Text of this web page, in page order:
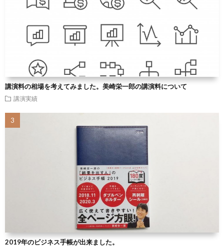
講演料の相場を考えてみました。美崎栄一郎の講演料について
講演実績
2019年のビジネス手帳が出来ました。